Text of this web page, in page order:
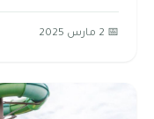
📅 2 مارس 2025